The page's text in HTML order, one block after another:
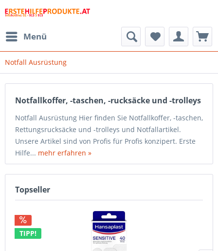
Menü
Notfall Ausrüstung
Notfallkoffer, -taschen, -rucksäcke und -trolleys
Notfall Ausrüstung Hier finden Sie Notfallkoffer, -taschen,
Rettungsrucksäcke und -trolleys und Notfallartikel.
Unsere Artikel sind von Profis für Profis konzipert. Erste
Hilfe... mehr erfahren »
Topseller
TIPP!